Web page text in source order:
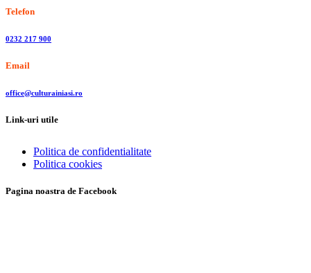
Telefon
0232 217 900
Email
office@culturainiasi.ro
Link-uri utile
Politica de confidentialitate
Politica cookies
Pagina noastra de Facebook